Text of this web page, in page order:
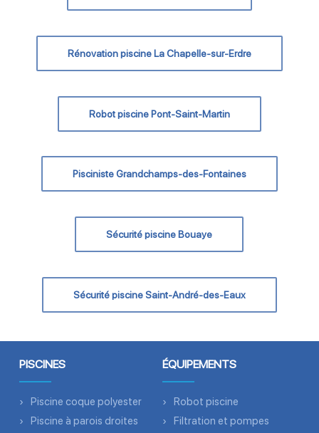
Rénovation piscine La Chapelle-sur-Erdre
Robot piscine Pont-Saint-Martin
Pisciniste Grandchamps-des-Fontaines
Sécurité piscine Bouaye
Sécurité piscine Saint-André-des-Eaux
PISCINES
Piscine coque polyester
Piscine à parois droites
ÉQUIPEMENTS
Robot piscine
Filtration et pompes